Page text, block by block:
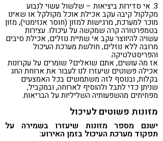
3. אי סדירות ביציאות – שלשול עשוי לנבוע
מקלקול קיבה עקב אכילת אוכל מקולקל או שאינו
מוכר למערכת, מרגישות למזון (חוסר אנזימטי), מזון
בטמפרטורה קרה שמקשה על עיכולו. עצירות
עשויה להיווצר עקב אי שתיית נוזלים, אכילת סיבים
מרובה ללא נוזלים, חולשת מערכת העיכול
והפריסטלטיקה.
אז מה עושים, אתם שואלים? שומרים על עקרונות
אכילה פשוטים שיעזרו לנו לעבור את ארוחת החג
בקלות, ובנוסף לזה משתמשים בכל האמצעים
שניתן כדי לתבל ולהוסיף לארוחה, ובמקביל,
מפחיתים מהשפעותיה השליליות על הבריאות.
מזונות פשוטים לעיכול
ישנם מספר מזונות שיעזרו בשמירה על
תפקוד מערכת העיכול בזמן האירוע: